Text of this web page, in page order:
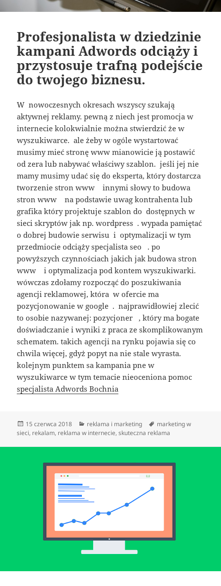
Profesjonalista w dziedzinie
kampani Adwords odciąży i
przystosuje trafną podejście
do twojego biznesu.
W nowoczesnych okresach wszyscy szukają
aktywnej reklamy. pewną z niech jest promocja w
internecie kolokwialnie można stwierdzić że w
wyszukiwarce. ale żeby w ogóle wystartować
musimy mieć stronę www mianowicie ją postawić
od zera lub nabywać właściwy szablon. jeśli jej nie
mamy musimy udać się do eksperta, który dostarcza
tworzenie stron www innymi słowy to budowa
stron www na podstawie uwag kontrahenta lub
grafika który projektuje szablon do dostępnych w
sieci skryptów jak np. wordpress . wypada pamiętać
o dobrej budowie serwisu i optymalizacji w tym
przedmiocie odciąży specjalista seo . po
powyższych czynnościach jakich jak budowa stron
www i optymalizacja pod kontem wyszukiwarki.
wówczas zdołamy rozpocząć do poszukiwania
agencji reklamowej, która w ofercie ma
pozycjonowanie w google . najprawidłowiej zlecić
to osobie nazywanej: pozycjoner , który ma bogate
doświadczanie i wyniki z praca ze skomplikowanym
schematem. takich agencji na rynku pojawia się co
chwila więcej, gdyż popyt na nie stale wyrasta.
kolejnym punktem sa kampania pne w
wyszukiwarce w tym temacie nieoceniona pomoc
specjalista Adwords Bochnia
Data
publikacji
15 czerwca 2018 Kategorie
reklama i marketing Tagi
marketing w
sieci, rekalam, reklama w internecie,skuteczna reklama